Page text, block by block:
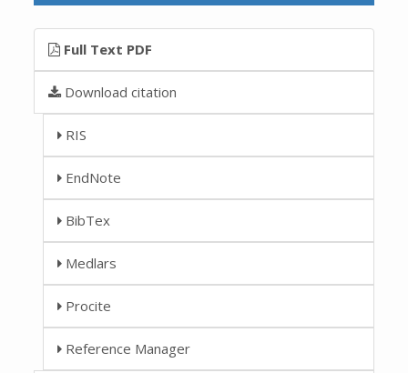
Full Text PDF
Download citation
RIS
EndNote
BibTex
Medlars
Procite
Reference Manager